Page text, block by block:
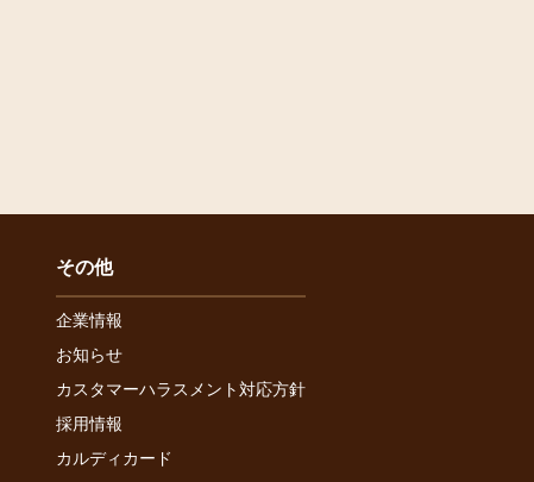
その他
企業情報
お知らせ
カスタマーハラスメント対応方針
採用情報
カルディカード